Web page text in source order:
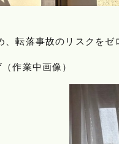
、転落事故のリスクを
作業中画像）